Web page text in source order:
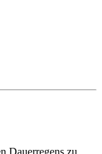
Dauerregens zu